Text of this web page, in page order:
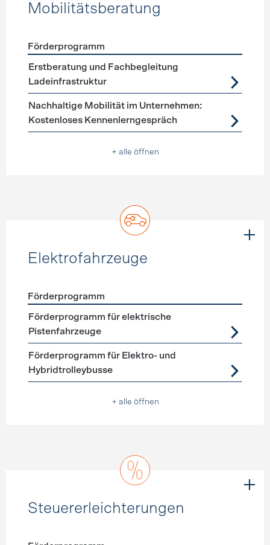
Mobilitätsberatung
Förderprogramme Mobilitätsberatung
Förderprogramm
Erstberatung und Fachbegleitung
Ladeinfrastruktur
Nachhaltige Mobilität im Unternehmen:
Kostenloses Kennenlerngespräch
+ alle öffnen
Elektrofahrzeuge
Förderprogramme Elektrofahrzeuge
Förderprogramm
Förderprogramm für elektrische
Pistenfahrzeuge
Förderprogramm für Elektro- und
Hybridtrolleybusse
+ alle öffnen
Steuererleichterungen